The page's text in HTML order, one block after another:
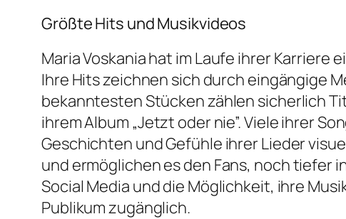
Größte Hits und Musikvideos
Maria Voskania hat im Laufe ihrer
Ihre Hits zeichnen sich durch eingängige
bekanntesten Stücken zählen sicherlich
ihrem Album „Jetzt oder nie”. Viele ihrer
Geschichten und Gefühle ihrer Lieder
und ermöglichen es den Fans, noch tiefer
Social Media und die Möglichkeit, ihre
Publikum zugänglich.